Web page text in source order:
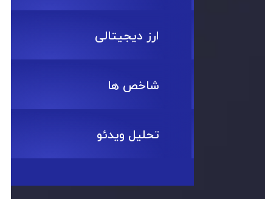
ارز دیجیتالی
شاخص ها
تحلیل ویدئو